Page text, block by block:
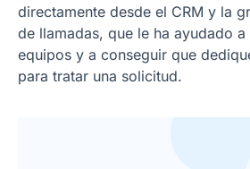
directamente desde el CRM y la
de llamadas, que le ha ayudado
equipos y a conseguir que
para tratar una solicitud.